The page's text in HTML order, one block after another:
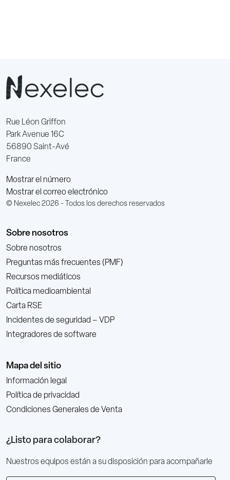
Rue Léon Griffon
Park Avenue 16C
56890 Saint-Avé
France
Mostrar el número
Mostrar el correo electrónico
© Nexelec 2026 - Todos los derechos reservados
Sobre nosotros
Sobre nosotros
Preguntas más frecuentes (PMF)
Recursos mediáticos
Política medioambiental
Carta RSE
Incidentes de seguridad – VDP
Integradores de software
Mapa del sitio
Información legal
Política de privacidad
Condiciones Generales de Venta
¿Listo para colaborar?
Nuestros equipos están a su disposición para acompañarle